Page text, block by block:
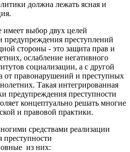
должна лежать ясная и
выбор двух целей
предупреждения преступлений
стороны - это защита прав и
ослабление негативного
социализации, а с другой
от правонарушений и преступных
Такая интегрированная
предупреждения преступности
концептуально решать многие
и правовой практики.
средствами реализации
из них: